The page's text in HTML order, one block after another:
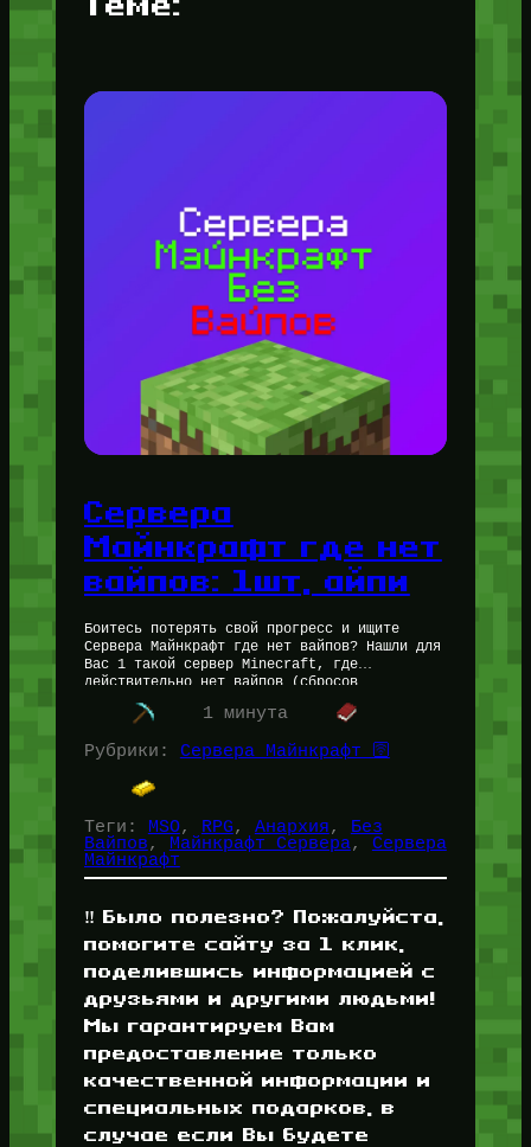
Сервера
Майнкрафт где нет
вайпов: 1шт, айпи
Боитесь потерять свой прогресс и ищите
Сервера Майнкрафт где нет вайпов? Нашли для
Вас 1 такой сервер Minecraft, где
действительно нет вайпов (сбросов
прогресса) Сервера Майнкрафт где нет
вайпов: mc.FateRealm.ru:25565…
1 минута
Рубрики: Сервера Майнкрафт 🛜
Теги: MSO, RPG, Анархия,
Без
Вайпов, Майнкрафт Сервера, Сервера
Майнкрафт
‼️ Было полезно? Пожалуйста,
помогите сайту за 1 клик,
поделившись информацией с
друзьями и другими людьми!
Мы гарантируем Вам
предоставление только
качественной информации и
специальных подарков, в
случае если Вы будете